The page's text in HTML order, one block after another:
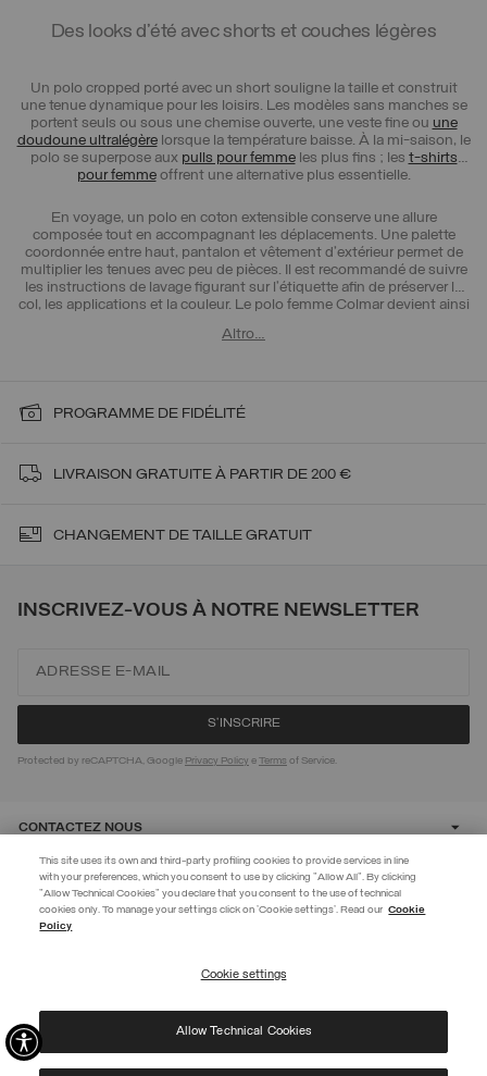
EXTRA 10%
Utilisez le code EXTRA10 sur les articles en promotion pour bénéficier de
J’ai pris connaissance de votrepolitique de confidentialité
mes données personnelles aux fins indiquées.
Des looks d’été avec shorts et couches légères
Un polo cropped porté avec un short souligne la taille et construit
une tenue dynamique pour les loisirs. Les modèles sans manches se
portent seuls ou sous une chemise ouverte, une veste fine ou une
doudoune ultralégèrelorsque la température baisse. À la mi-saison, le
polo se superpose aux pulls pour femmeles plus fins ; les t-shirts
pour femmeoffrent une alternative plus essentielle.
En voyage, un polo en coton extensible conserve une allure
composée tout en accompagnant les déplacements. Une palette
coordonnée entre haut, pantalon et vêtement d’extérieur permet de
multiplier les tenues avec peu de pièces. Il est recommandé de suivre
les instructions de lavage figurant sur l’étiquette afin de préserver le
col, les applications et la couleur. Le polo femme Colmar devient ainsi
contemporain dans son interprétation, prêt à accompagner les
Altro…
PROGRAMME DE FIDÉLITÉ
LIVRAISON GRATUITE À PARTIR DE 200 €
CHANGEMENT DE TAILLE GRATUIT
INSCRIVEZ-VOUS À NOTRE NEWSLETTER
Protected by reCAPTCHA, Google Privacy Policy eTerms of Service.
CONTACTEZ NOUS
CUSTOMER CARE
© 2026 Manifattura Mario Colombo & C. Spa
PRIVACY POLICY|COOKIE POLICY
This site uses its own and third-party profiling cookies to provide services in line
with your preferences, which you consent to use by clicking "Allow All". By clicking
"Allow Technical Cookies" you declare that you consent to the use of technical
cookies only. To manage your settings click on 'Cookie settings'. Read our Cookie
Policy
Cookie settings
Allow Technical Cookies